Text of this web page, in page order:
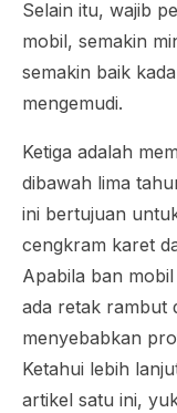
Selain itu, wajib
mobil, semakin
semakin baik
mengemudi.
Ketiga adalah
dibawah lima
ini bertujuan
cengkram karet
Apabila ban
ada retak rambut
menyebabkan
Ketahui lebih
artikel satu ini,